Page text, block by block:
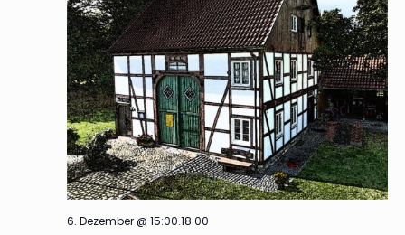
6. Dezember @ 15:00.18:00